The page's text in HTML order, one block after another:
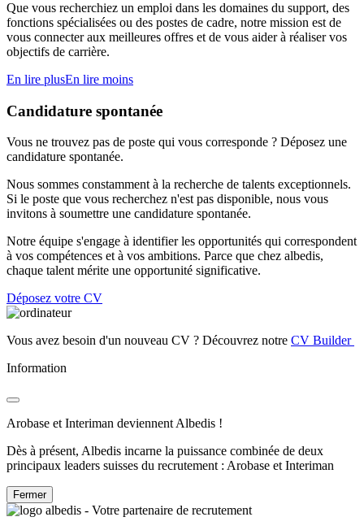
Que vous recherchiez un emploi dans les domaines du support, des
fonctions spécialisées ou des postes de cadre, notre mission est de
vous connecter aux meilleures offres et de vous aider à réaliser vos
objectifs de carrière.
En lire plusEn lire moins
Candidature spontanée
Vous ne trouvez pas de poste qui vous corresponde ? Déposez une
candidature spontanée.
Nous sommes constamment à la recherche de talents exceptionnels.
Si le poste que vous recherchez n'est pas disponible, nous vous
invitons à soumettre une candidature spontanée.
Notre équipe s'engage à identifier les opportunités qui correspondent
à vos compétences et à vos ambitions. Parce que chez albedis,
chaque talent mérite une opportunité significative.
Déposez votre CV
Vous avez besoin d'un nouveau CV ? Découvrez notre CV Builder
Information
Arobase et Interiman deviennent Albedis !
Dès à présent, Albedis incarne la puissance combinée de deux
principaux leaders suisses du recrutement : Arobase et Interiman
Fermer